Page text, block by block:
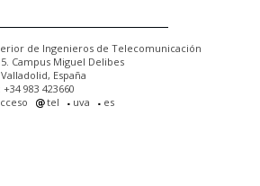
de Ingenieros de Telecomunicación
Campus Miguel Delibes
España
983 423660
tel uva es